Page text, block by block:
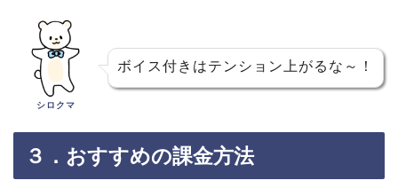
シロクマ
ボイス付きはテンション上がるな～！
３．おすすめの課金方法